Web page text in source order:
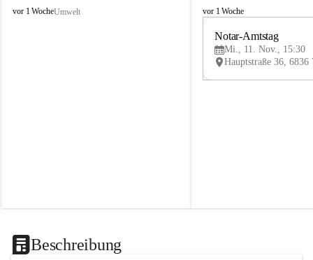
V
vor 1 WocheUmwelt
V
vor 1 Woche
Notar-Amtstag
Mi., 11. Nov., 15:30
Beschreibung